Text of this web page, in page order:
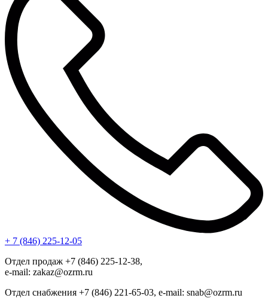
+ 7 (846) 225-12-05
Отдел продаж +7 (846) 225-12-38,
e-mail: zakaz@ozrm.ru
Отдел снабжения +7 (846) 221-65-03, e-mail: snab@ozrm.ru